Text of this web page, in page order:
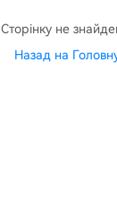
Сторінку не
Назад на